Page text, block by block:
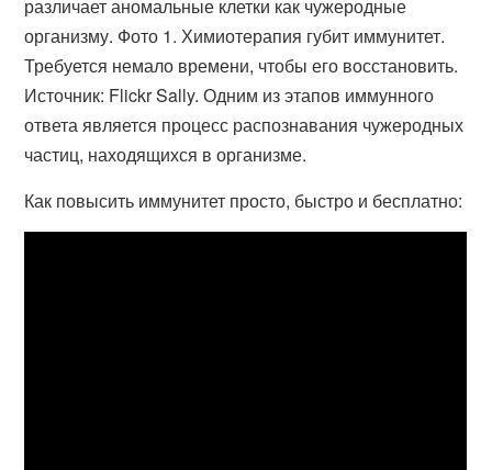
различает аномальные клетки как чужеродные
организму. Фото 1. Химиотерапия губит иммунитет.
Требуется немало времени, чтобы его восстановить.
Источник: Flickr Sally. Одним из этапов иммунного
ответа является процесс распознавания чужеродных
частиц, находящихся в организме.
Как повысить иммунитет просто, быстро и бесплатно: